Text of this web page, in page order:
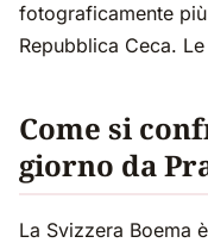
fotograficamente
Repubblica Ceca.
Come si
giorno da
La Svizzera Boema